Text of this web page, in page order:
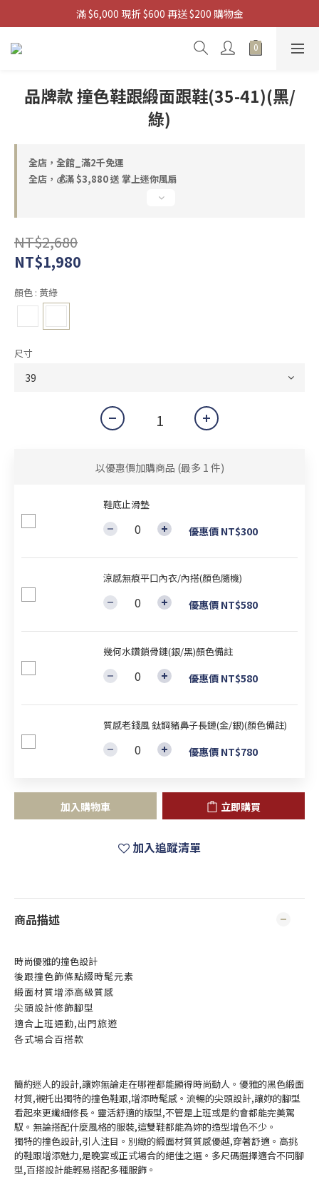
滿 $3880 送 掌上迷你風扇
滿 $6,000 現折 $600 再送 $200 購物金
滿 $9,880 送 浩肯包四輪購物袋
品牌款 撞色鞋跟緞面跟鞋(35-41)(黑/
綠)
全店，全館_滿2千免運
全店，💰滿 $3,880 送 掌上迷你風扇
NT$2,680
NT$1,980
顏色 : 黃綠
尺寸
以優惠價加購商品 (最多 1 件)
鞋底止滑墊
優惠價 NT$300
涼感無痕平口內衣/內搭(顏色隨機)
優惠價 NT$580
幾何水鑽鎖骨鏈(銀/黑)顏色備註
優惠價 NT$580
質感老錢風 鈦鋼豬鼻子長鏈(金/銀)(顏色備註)
優惠價 NT$780
加入購物車 立即購買
加入追蹤清單
商品描述
時尚優雅的撞色設計
後跟撞色飾條點綴時髦元素
緞面材質增添高級質感
尖頭設計修飾腳型
適合上班通勤,出門旅遊
各式場合百搭款
簡約迷人的設計,讓妳無論走在哪裡都能顯得時尚動人。優雅的黑色緞面
材質,襯托出獨特的撞色鞋跟,增添時髦感。流暢的尖頭設計,讓妳的腳型
看起來更纖細修長。靈活舒適的版型,不管是上班或是約會都能完美駕
馭。無論搭配什麼風格的服裝,這雙鞋都能為妳的造型增色不少。
獨特的撞色設計,引人注目。別緻的緞面材質質感優越,穿著舒適。高挑
的鞋跟增添魅力,是晚宴或正式場合的絕佳之選。多尺碼選擇適合不同腳
型,百搭設計能輕易搭配多種服飾。